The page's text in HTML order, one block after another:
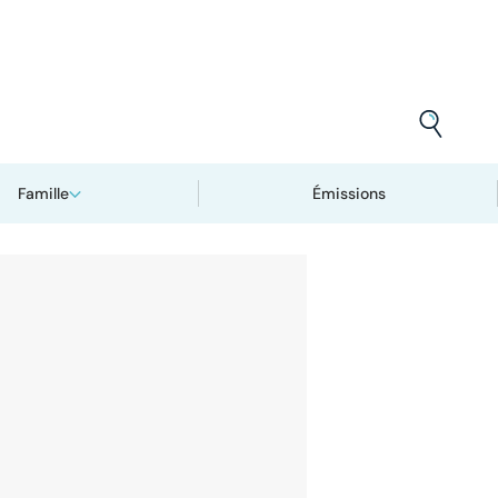
Famille Émissions